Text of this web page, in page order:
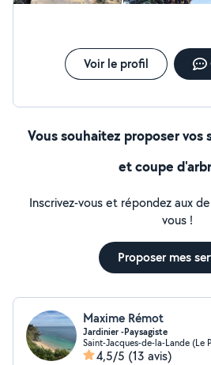
Voir le profil
Vous souhaitez proposer vos
et coupe
Inscrivez-vous et répondez aux
vous !
Proposer mes
Maxime Rémot
Jardinier -Paysagiste
Saint-Jacques-de-la-Lande (Le
4,5/5 (13 avis)